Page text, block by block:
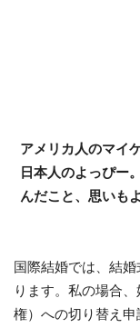
アメリカ人のマイ
日本人のよっぴー
んだこと、思いも
国際結婚では、結
ります。私の場合
権）への切り替え